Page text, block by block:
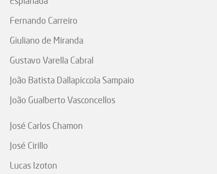
Fernando Carreiro
Giuliano de Miranda
Gustavo Varella Cabral
João Batista Dallapiccola Sampaio
João Gualberto Vasconcellos
José Carlos Chamon
José Cirillo
Lucas Izoton